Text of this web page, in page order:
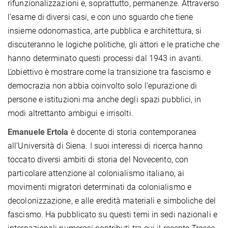
rifunzionalizzazioni e, soprattutto, permanenze. Attraverso
l’esame di diversi casi, e con uno sguardo che tiene
insieme odonomastica, arte pubblica e architettura, si
discuteranno le logiche politiche, gli attori e le pratiche che
hanno determinato questi processi dal 1943 in avanti.
L’obiettivo è mostrare come la transizione tra fascismo e
democrazia non abbia coinvolto solo l’epurazione di
persone e istituzioni ma anche degli spazi pubblici, in
modi altrettanto ambigui e irrisolti.
Emanuele Ertola è docente di storia contemporanea
all’Università di Siena. I suoi interessi di ricerca hanno
toccato diversi ambiti di storia del Novecento, con
particolare attenzione al colonialismo italiano, ai
movimenti migratori determinati da colonialismo e
decolonizzazione, e alle eredità materiali e simboliche del
fascismo. Ha pubblicato su questi temi in sedi nazionali e